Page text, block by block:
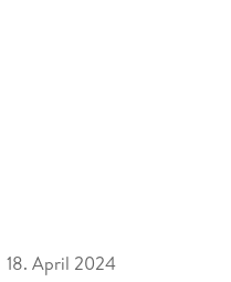
18. April 2024